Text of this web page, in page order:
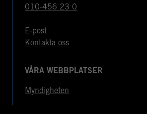
010-456 23 0
E-post
Kontakta oss
VÅRA WEBBPLATSER
Myndigheten